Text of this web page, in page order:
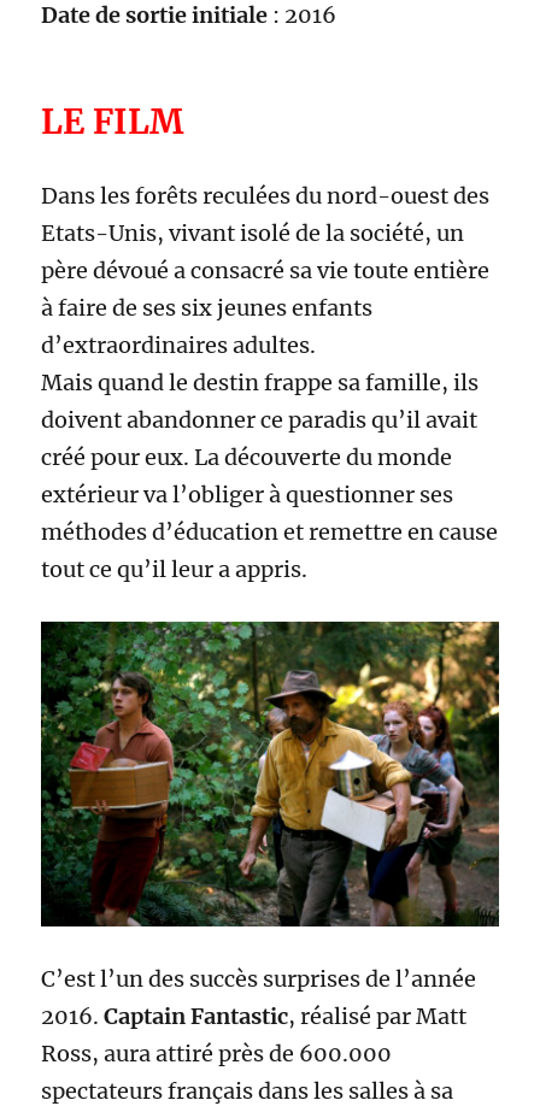
Date de sortie initiale : 2016
LE FILM
Dans les forêts reculées du nord-ouest des
Etats-Unis, vivant isolé de la société, un
père dévoué a consacré sa vie toute entière
à faire de ses six jeunes enfants
d’extraordinaires adultes.
Mais quand le destin frappe sa famille, ils
doivent abandonner ce paradis qu’il avait
créé pour eux. La découverte du monde
extérieur va l’obliger à questionner ses
méthodes d’éducation et remettre en cause
tout ce qu’il leur a appris.
C’est l’un des succès surprises de l’année
2016.Captain Fantastic, réalisé par Matt
Ross, aura attiré près de 600.000
spectateurs français dans les salles à sa